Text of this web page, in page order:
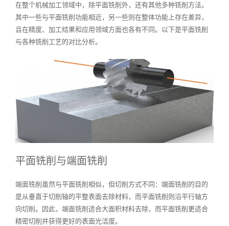
在整个机械加工领域中，除平面铣削外，还有其他多种铣削方法。
其中一些与平面铣削功能相近，另一些则在整体功能上存在差异，
且在精度、加工结果和应用领域方面也各有不同。以下是平面铣削
与各种铣削工艺的对比分析。
平面铣削与端面铣削
端面铣削虽然与平面铣削相似，但切削方式不同：端面铣削的目的
是从垂直于切削轴的平整表面去除材料，而平面铣削则沿平行轴方
向切削。因此，端面铣削适合大面积材料去除，而平面铣削更适合
精密切削并获得更好的表面光洁度。